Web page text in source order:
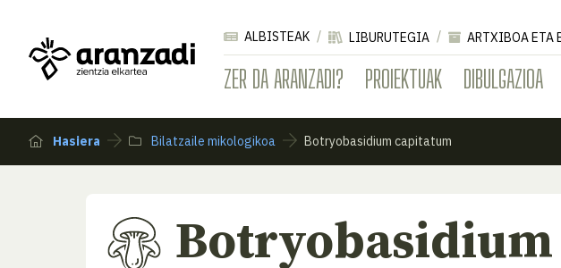
ZER DA ARANZADI? PROIEKTUAK DIBULGAZIOA
ALBISTEAK LIBURUTEGIA ARTXIBOA ETA
Hasiera Bilatzaile mikologikoa Botryobasidium capitatum